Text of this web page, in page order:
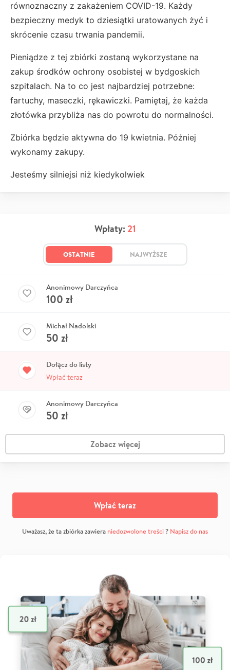
równoznaczny z zakażeniem COVID-19. Każdy
bezpieczny medyk to dziesiątki uratowanych żyć i
skrócenie czasu trwania pandemii.
Pieniądze z tej zbiórki zostaną wykorzystane na
zakup środków ochrony osobistej w bydgoskich
szpitalach. Na to co jest najbardziej potrzebne:
fartuchy, maseczki, rękawiczki. Pamiętaj, że każda
złotówka przybliża nas do powrotu do normalności.
Zbiórka będzie aktywna do 19 kwietnia. Później
wykonamy zakupy.
Jesteśmy silniejsi niż kiedykolwiek
Wpłaty: 21
OSTATNIE NAJWYŻSZE
Anonimowy Darczyńca
100 zł
Michał Nadolski
50 zł
Dołącz do listy
Wpłać teraz
Anonimowy Darczyńca
50 zł
Zobacz więcej
Wpłać teraz
Uważasz, że ta zbiórka zawiera niedozwolone treści? Napisz do nas